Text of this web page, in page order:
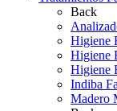
Back
Higiene
Higiene
Higiene
Indiba
Madero